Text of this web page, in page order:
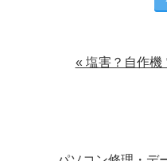
« 塩害？自作機